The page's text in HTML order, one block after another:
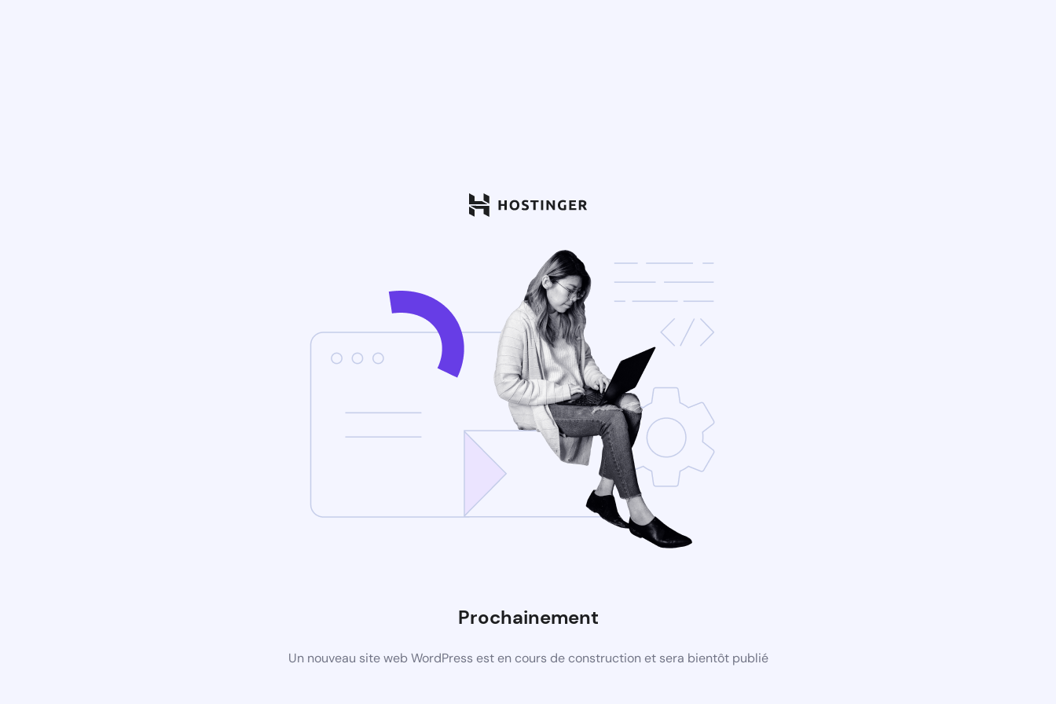
Prochainement
Un nouveau site web WordPress est en cours de construction et sera bientôt publié